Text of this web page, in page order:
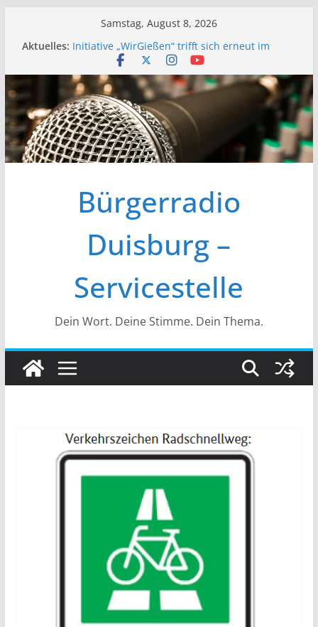
Samstag, August 8, 2026
Aktuelles: Initiative „WirGießen“ trifft sich erneut im
Medienforum
Wir der Bürgerfunk – Anonyme Alkoholiker
Wir stellen vor – Bürgerfunkgruppen im
Medienforum Duisburg
Erfolgreiche Vorstands- und
Mitgliederversammlung am 19.03.
Initiative „Wir Gießen“ Trifft sich zur
Finalisierung der Webseite
Bürgerradio
Duisburg –
Servicestelle
Dein Wort. Deine Stimme. Dein Thema.